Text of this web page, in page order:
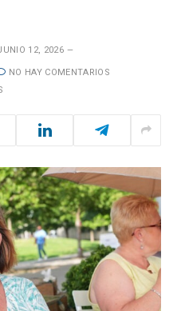
12, 2026
NO HAY COMENTARIOS